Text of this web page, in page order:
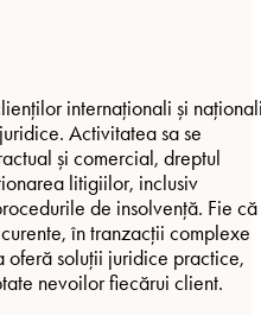
internaționali și
Activitatea sa se
și comercial, dreptul
litigiilor, inclusiv
de insolvență. Fie că
în tranzacții complexe
oferă soluții juridice practice,
nevoilor fiecărui client.